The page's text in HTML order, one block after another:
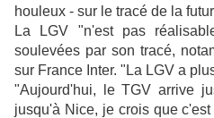
houleux - sur le tracé de la
La LGV "n'est pas
soulevées par son tracé,
sur France Inter. "La LGV a
"Aujourd'hui, le TGV arrive
jusqu'à Nice, je crois que